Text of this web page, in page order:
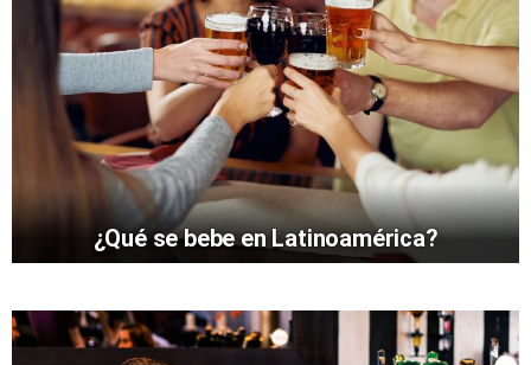
¿Qué se bebe en Latinoamérica?